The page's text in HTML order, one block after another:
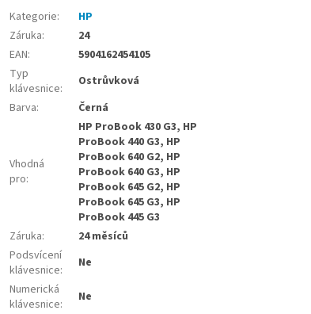
Kategorie:
HP
Záruka:
24
EAN:
5904162454105
Typ
klávesnice:
Ostrůvková
Barva: Černá
Vhodná
pro:
HP ProBook 430 G3, HP
ProBook 440 G3, HP
ProBook 640 G2, HP
ProBook 640 G3, HP
ProBook 645 G2, HP
ProBook 645 G3, HP
ProBook 445 G3
Záruka:
24 měsíců
Podsvícení
klávesnice:
Ne
Numerická
klávesnice:
Ne